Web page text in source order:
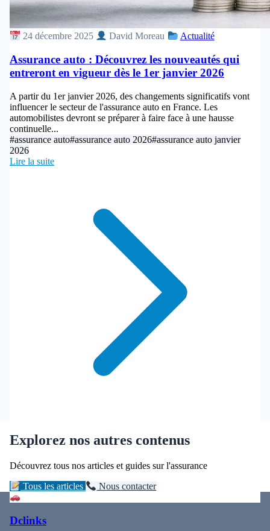
24 décembre 2025 David Moreau Actualité
Assurance auto : Découvrez les nouveautés qui
entreront en vigueur dès le 1er janvier 2026
A partir du 1er janvier 2026, des changements significatifs vont
influencer le secteur de l'assurance auto en France. Les
automobilistes devront se préparer à faire face à une hausse
continuelle...
#assurance auto#assurance auto 2026#assurance auto janvier
2026
Lire la suite
Explorez nos autres contenus
Découvrez tous nos articles et guides sur l'assurance
Tous les articles Nous contacter
Dclinks